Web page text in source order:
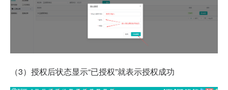
（3）授权后状态显示“已授权”就表示授权成功